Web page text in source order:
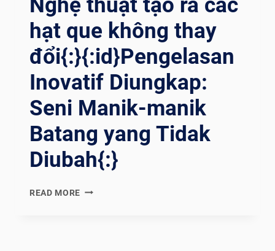
Nghệ thuật tạo ra các
hạt que không thay
đổi{:}{:id}Pengelasan
Inovatif Diungkap:
Seni Manik-manik
Batang yang Tidak
Diubah{:}
READ MORE {:EN}INNOVATIVE